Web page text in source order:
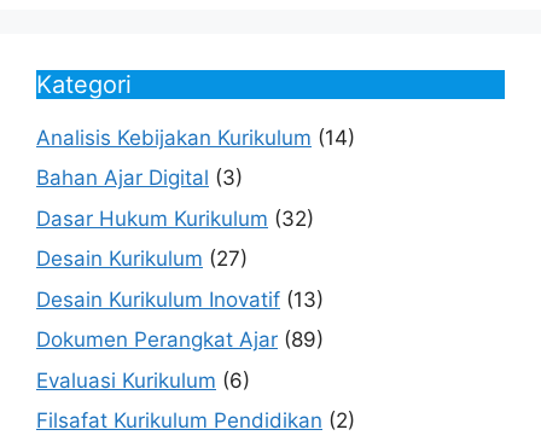
Kategori
Analisis Kebijakan Kurikulum (14)
Bahan Ajar Digital (3)
Dasar Hukum Kurikulum (32)
Desain Kurikulum (27)
Desain Kurikulum Inovatif (13)
Dokumen Perangkat Ajar (89)
Evaluasi Kurikulum (6)
Filsafat Kurikulum Pendidikan (2)